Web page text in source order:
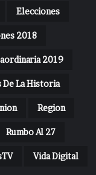
Elecciones
2018
2019
De La Historia
Region
Rumbo Al 27
Vida Digital